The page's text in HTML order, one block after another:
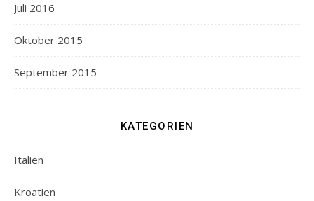
Juli 2016
Oktober 2015
September 2015
KATEGORIEN
Italien
Kroatien